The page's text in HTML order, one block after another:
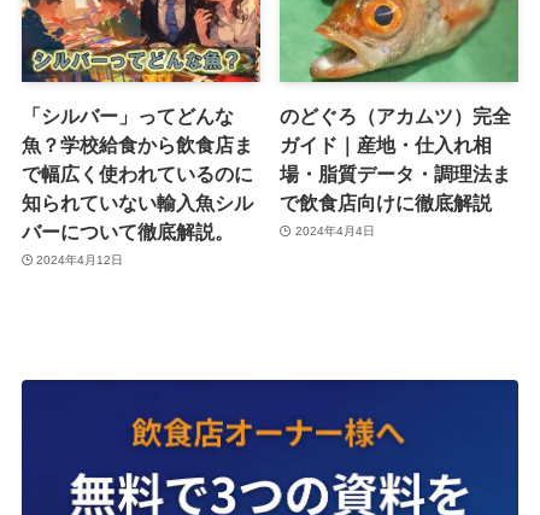
「シルバー」ってどんな
魚？学校給食から飲食店ま
で幅広く使われているのに
知られていない輸入魚シル
バーについて徹底解説。
2024年4月12日
のどぐろ（アカムツ）完全
ガイド｜産地・仕入れ相
場・脂質データ・調理法ま
で飲食店向けに徹底解説
2024年4月4日